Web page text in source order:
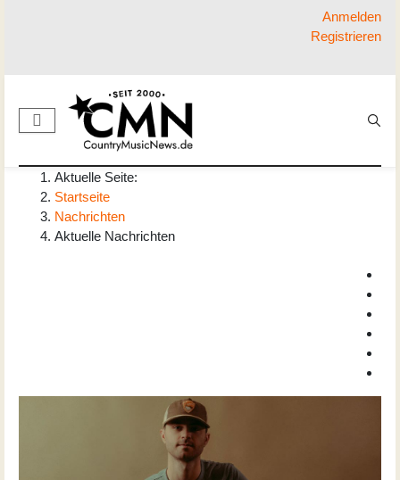
Anmelden
Registrieren
Aktuelle Seite:
Startseite
Nachrichten
Aktuelle Nachrichten